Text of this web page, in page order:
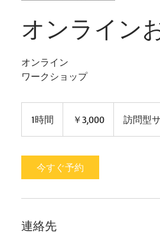
オンライン
オンライン
1時間
時
￥3,000 訪問型
今すぐ予約
連絡先